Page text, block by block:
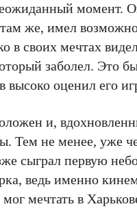
момент.
же, имел
в своих мечтах
заболел. Это
высоко оценил его
и,
Тем не менее, уже
сыграл первую
ведь именно
мечтать в